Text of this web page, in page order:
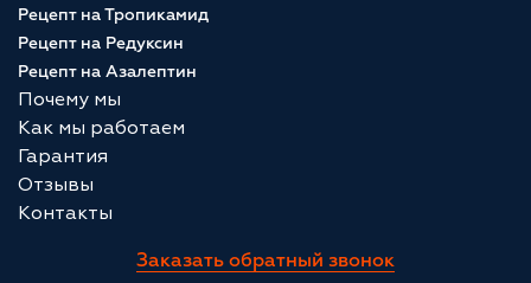
Рецепт на Тропикамид
Рецепт на Редуксин
Рецепт на Азалептин
Почему мы
Как мы работаем
Гарантия
Отзывы
Контакты
Заказать обратный звонок